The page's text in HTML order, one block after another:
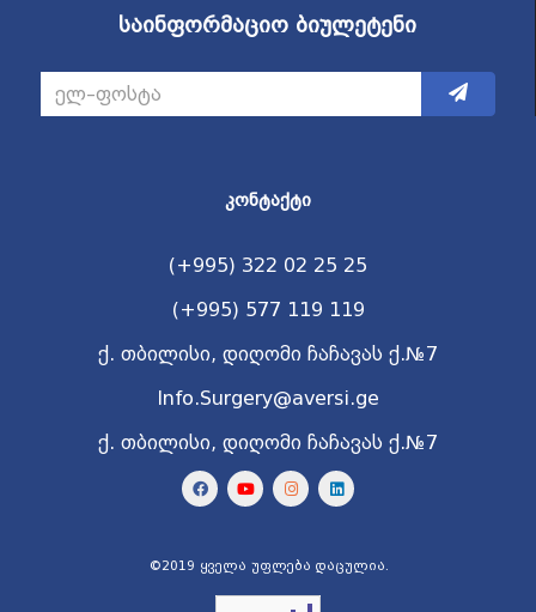
საინფორმაციო ბიულეტენი
ᲙᲝᲜᲢᲐᲥᲢᲘ
(+995) 322 02 25 25
(+995) 577 119 119
ქ. თბილისი, დიღომი ჩაჩავას ქ.№7
Info.Surgery@aversi.ge
ქ. თბილისი, დიღომი ჩაჩავას ქ.№7
©2019 ყველა უფლება დაცულია.